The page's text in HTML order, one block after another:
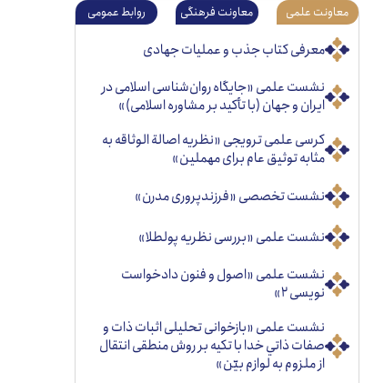
معاونت علمی معاونت فرهنگی روابط عمومی
معرفی کتاب جذب و عملیات جهادی
نشست علمی «جایگاه روان‌شناسی اسلامی در
ایران و جهان (با تأکید بر مشاوره اسلامی)»
کرسی علمی ترویجی «نظریه اصالة الوثاقه به
مثابه توثیق عام برای مهملین»
نشست تخصصی «فرزندپروری مدرن»
نشست علمی «بررسی نظریه پولطلا»
نشست علمی «اصول و فنون دادخواست
نویسی ۲»
نشست علمی «بازخوانی تحليلی اثبات ذات و
صفات ذاتي خدا با تكيه بر روش منطقی انتقال
از ملزوم به لوازم بيّن»